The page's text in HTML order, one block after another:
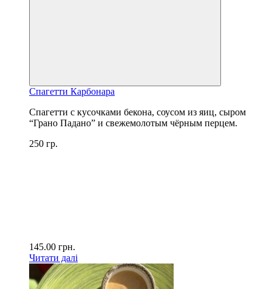
Спагетти Карбонара
Спагетти с кусочками бекона, соусом из яиц, сыром
“Грано Падано” и свежемолотым чёрным перцем.
250 гр.
145.00 грн.
Читати далі